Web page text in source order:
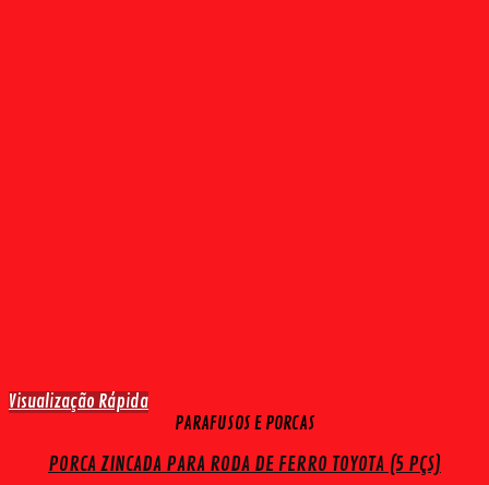
Visualização Rápida
PARAFUSOS E PORCAS
PORCA ZINCADA PARA RODA DE FERRO TOYOTA (5 PÇS)